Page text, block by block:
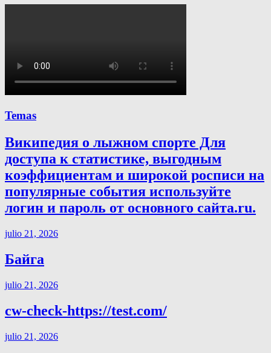
Temas
Википедия о лыжном спорте Для
доступа к статистике, выгодным
коэффициентам и широкой росписи на
популярные события используйте
логин и пароль от основного сайта.ru.
julio 21, 2026
Байга
julio 21, 2026
cw-check-https://test.com/
julio 21, 2026